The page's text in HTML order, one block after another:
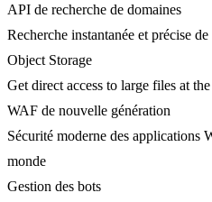
API de recherche de domaines
Recherche instantanée et précise
Object Storage
Get direct access to large files at
WAF de nouvelle génération
Sécurité moderne des applications
monde
Gestion des bots